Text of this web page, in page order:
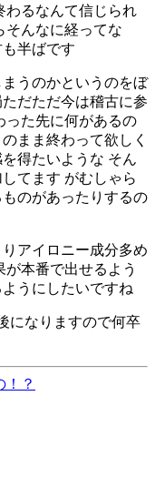
わるなんて信じられ
そんなに経ってな
半ばです
うのかというのをぼ
だただ今は稽古に参
った先に何があるの
まま終わって欲しく
得たいような そん
てます がむしゃら
のがあったりするの
アイロニー成分多め
本番で出せるよう
うにしたいですね
になりますので何卒
！？